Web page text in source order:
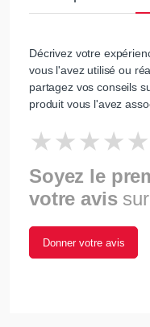
Décrivez votre
vous l'avez utilisé ou
partagez vos conseils
produit vous l'avez
Soyez le
votre avis
Donner votre avis